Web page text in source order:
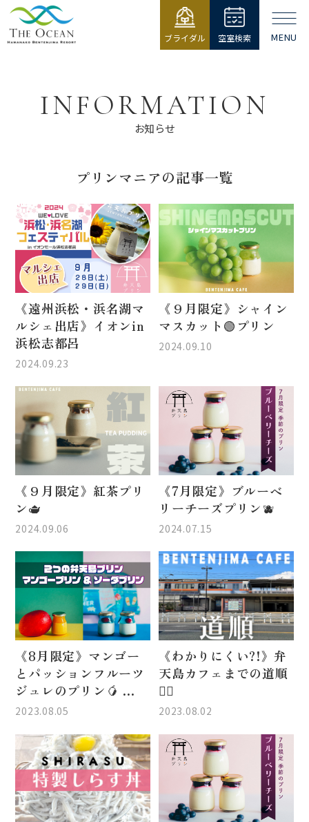
MENU
空室検索
ブライダル
リゾート THEINFORMATION
お知らせ
プリンマニアの記事一覧
《遠州浜松・浜名湖マ
ルシェ出店》イオンin
浜松志都呂
2024.09.23
《９月限定》シャイン
マスカット🟢プリン
2024.09.10
《９月限定》紅茶プリ
ン🫖
2024.09.06
《7月限定》ブルーベ
リーチーズプリン🫐
2024.07.15
《8月限定》マンゴー
とパッションフルーツ
ジュレのプリン🥭 ...
2023.08.05
《わかりにくい?!》弁
天島カフェまでの道順
🙋‍♀️
2023.08.02